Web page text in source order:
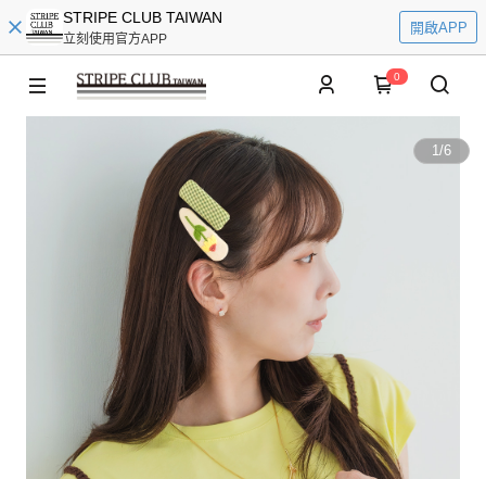
STRIPE CLUB TAIWAN
立刻使用官方APP
開啟APP
0
1/6